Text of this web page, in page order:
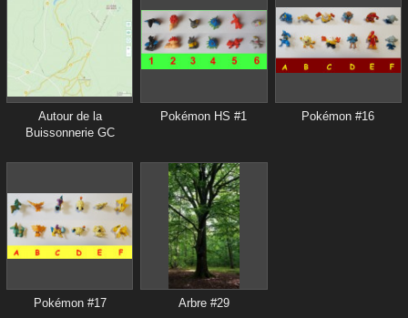
Autour de la
Buissonnerie GC
Pokémon HS #1 Pokémon #16
Pokémon #17 Arbre #29